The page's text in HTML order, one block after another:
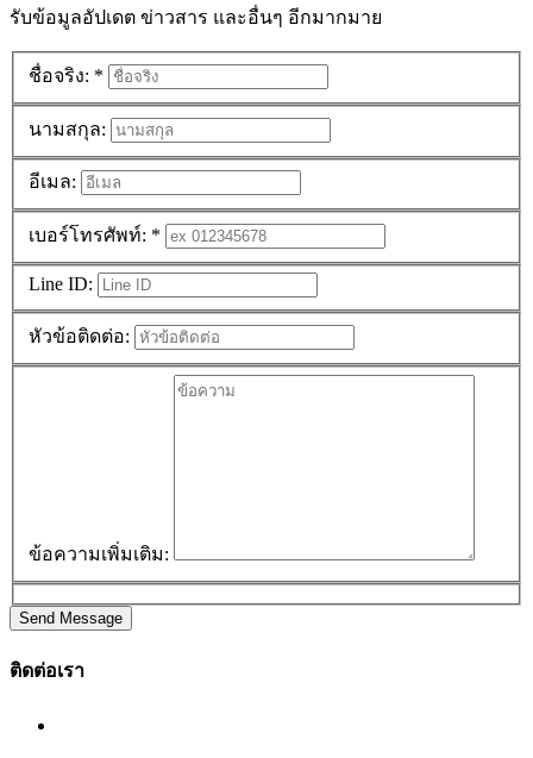
รับข้อมูลอัปเดต ข่าวสาร และอื่นๆ อีกมากมาย
ชื่อจริง: *
นามสกุล:
อีเมล:
เบอร์โทรศัพท์: *
Line ID:
หัวข้อติดต่อ:
ข้อความเพิ่มเติม:
Send Message
ติดต่อเรา